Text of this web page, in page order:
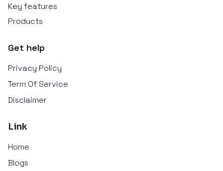
Key features
Products
Get help
Privacy Policy
Term Of Service
Disclaimer
Link
Home
Blogs